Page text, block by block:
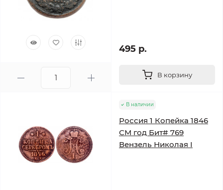
495 р.
В корзину
В наличии
Россия 1 Копейка 1846
СМ год Бит# 769
Вензель Николая I